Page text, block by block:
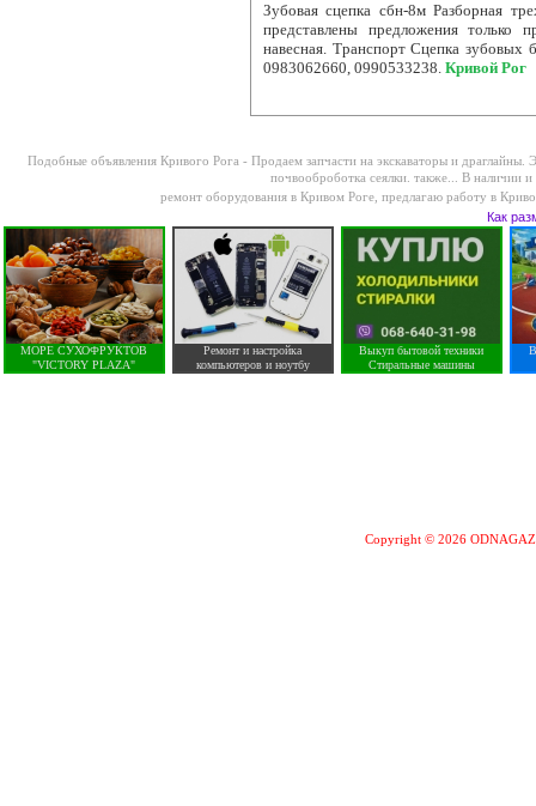
Зубовая сцепка сбн-8м Разборная
представлены предложения только
навесная. Транспорт Сцепка зубовых
0983062660, 0990533238. Кривой Рог
Подобные объявления Кривого Рога -Продаем запчасти на экскаваторы и
почвооброботка сеялки. также... В наличии и
ремонт оборудования в Кривом Роге ,предлагаю работу в
Как
МОРЕ СУХОФРУКТОВ
"VICTORY PLAZA"
Ремонт и настройка
компьютеров и ноутбу
Выкуп бытовой техники
Стиральные машины
Copyright © 2026